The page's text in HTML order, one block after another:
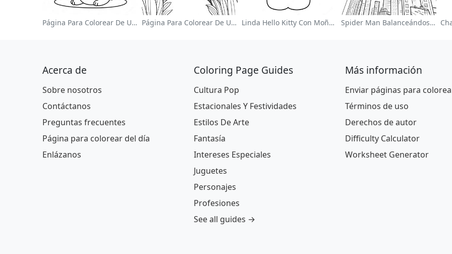
Página Para Colorear De Un Lindo Conejo De Pascua Página Para Colorear De Un Jardín De Flores Coloridas Linda Hello Kitty Con Moño Para Colorear Spider Man Balanceándose Por La Ciudad Para Colorear
Acerca de
Sobre nosotros
Contáctanos
Preguntas frecuentes
Página para colorear del día
Enlázanos
Coloring Page Guides
Cultura Pop
Estacionales Y Festividades
Estilos De Arte
Fantasía
Intereses Especiales
Juguetes
Personajes
Profesiones
See all guides →
Más información
Enviar páginas para
Términos de uso
Derechos de autor
Difficulty Calculator
Worksheet Generator